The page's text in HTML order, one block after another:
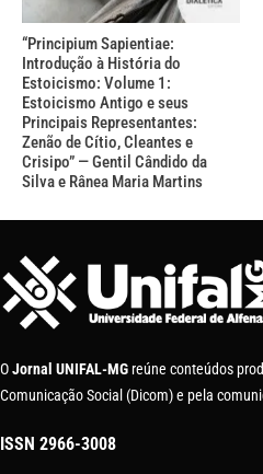
“Principium Sapientiae:
Introdução à História do
Estoicismo: Volume 1:
Estoicismo Antigo e seus
Principais Representantes:
Zenão de Cítio, Cleantes e
Crisipo” — Gentil Cândido da
Silva e Rânea Maria Martins
OJornal UNIFAL-MG reúne conteúdos
Comunicação Social (Dicom) e pela
ISSN 2966-3008